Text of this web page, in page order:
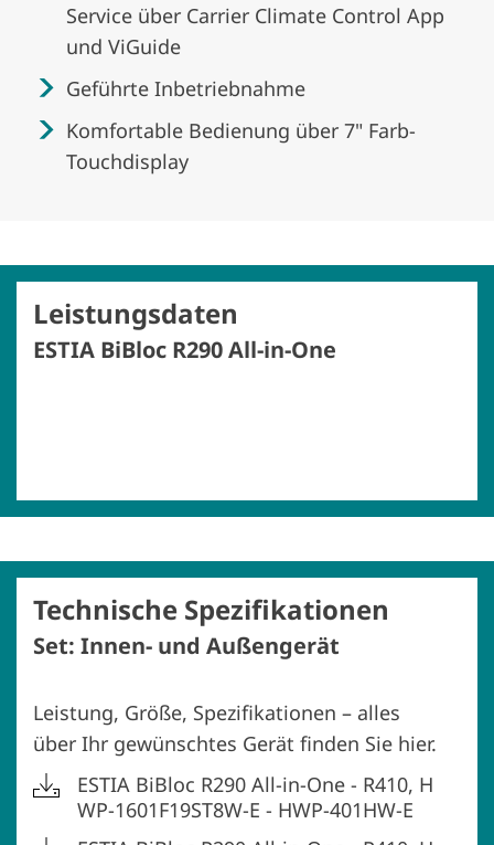
Service über Carrier Climate Control App
und ViGuide
Geführte Inbetriebnahme
Komfortable Bedienung über 7" Farb-
Touchdisplay
Leistungsdaten
ESTIA BiBloc R290 All-in-One
Technische Spezifikationen
Set: Innen- und Außengerät
Leistung, Größe, Spezifikationen – alles
über Ihr gewünschtes Gerät finden Sie hier.
ESTIA BiBloc R290 All-in-One - R410, H
WP-1601F19ST8W-E - HWP-401HW-E